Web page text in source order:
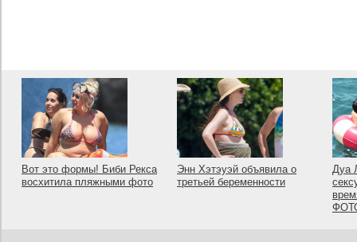
Вот это формы! Биби Рекса
восхитила пляжными фото
Энн Хэтэуэй объявила о
третьей беременности
Дуа